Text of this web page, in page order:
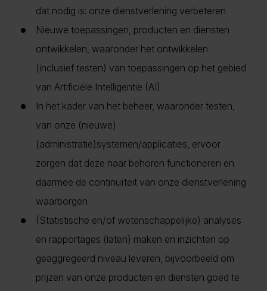
dat nodig is: onze dienstverlening verbeteren
Nieuwe toepassingen, producten en diensten
ontwikkelen, waaronder het ontwikkelen
(inclusief testen) van toepassingen op het gebied
van Artificiële Intelligentie (AI)
In het kader van het beheer, waaronder testen,
van onze (nieuwe)
(administratie)systemen/applicaties, ervoor
zorgen dat deze naar behoren functioneren en
daarmee de continuïteit van onze dienstverlening
waarborgen
(Statistische en/of wetenschappelijke) analyses
en rapportages (laten) maken en inzichten op
geaggregeerd niveau leveren, bijvoorbeeld om
prijzen van onze producten en diensten goed te